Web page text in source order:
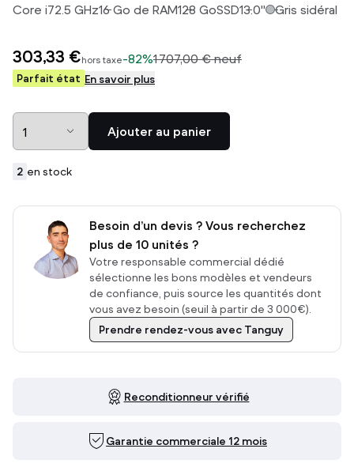
Core i72.5 GHz16Go de RAM128 GoSSD13.0" Gris sidéral
303,33 €hors taxe-82%1 707,00 € neuf
Parfait état En savoir plus
Ajouter au panier
2 en stock
Besoin d’un devis ? Vous recherchez
plus de 10 unités ?
Votre responsable commercial dédié
sélectionne les bons modèles et vendeurs
de confiance, puis source les quantités dont
vous avez besoin (seuil à partir de 3 000€).
Prendre rendez-vous avec Tanguy
Reconditionneur vérifié
Garantie commerciale 12 mois